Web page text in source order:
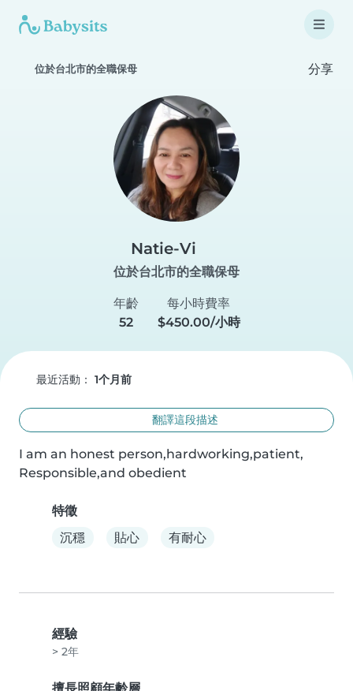
位於台北市的全職保母 分享
Natie-Vi
位於台北市的全職保母
年齡
52
每小時費率
$450.00/小時
最近活動： 1个月前
翻譯這段描述
I am an honest person,hardworking,patient,
Responsible,and obedient
特徵
沉穩
貼心 有耐心
經驗
> 2年